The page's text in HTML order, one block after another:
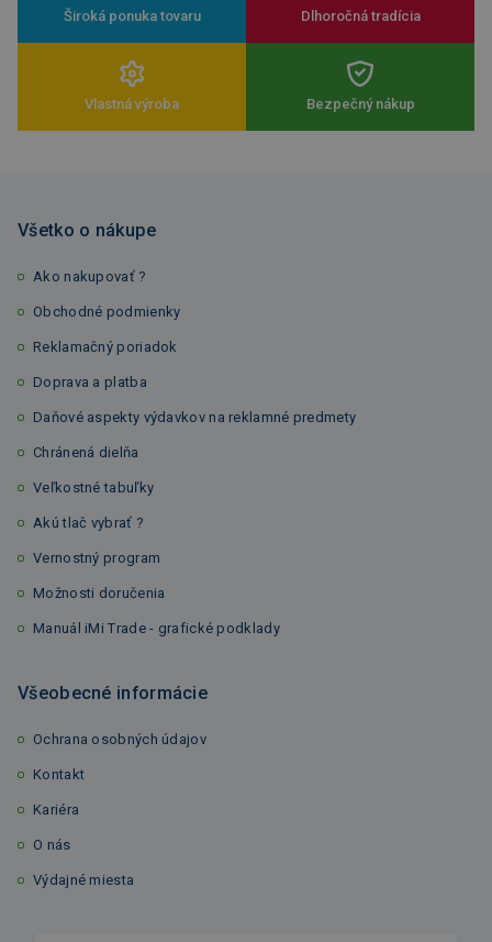
Široká ponuka tovaru Dlhoročná tradícia
Vlastná výroba Bezpečný nákup
Všetko o nákupe
Ako nakupovať ?
Obchodné podmienky
Reklamačný poriadok
Doprava a platba
Daňové aspekty výdavkov na reklamné predmety
Chránená dielňa
Veľkostné tabuľky
Akú tlač vybrať ?
Vernostný program
Možnosti doručenia
Manuál iMi Trade - grafické podklady
Všeobecné informácie
Ochrana osobných údajov
Kontakt
Kariéra
O nás
Výdajné miesta